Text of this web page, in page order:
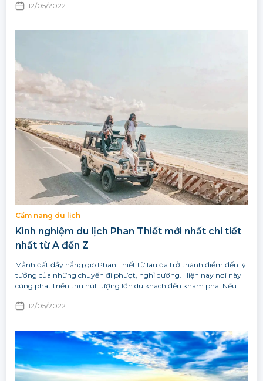
12/05/2022
Cẩm nang du lịch
Kinh nghiệm du lịch Phan Thiết mới nhất chi tiết
nhất từ A đến Z
Mảnh đất đầy nắng gió Phan Thiết từ lâu đã trở thành điểm đến lý
tưởng của những chuyến đi phượt, nghỉ dưỡng. Hiện nay nơi này
cùng phát triển thu hút lượng lớn du khách đến khám phá. Nếu…
12/05/2022